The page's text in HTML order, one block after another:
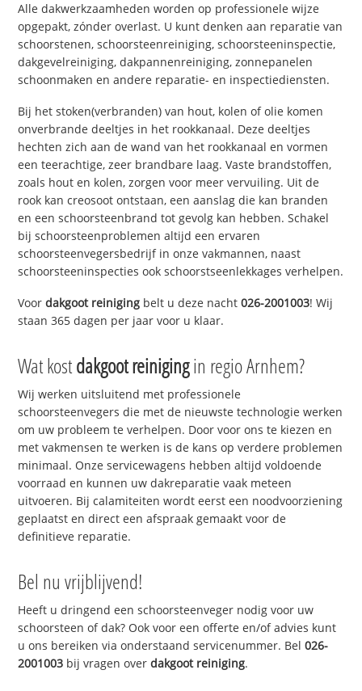
Alle dakwerkzaamheden worden op professionele wijze
opgepakt, zónder overlast. U kunt denken aan reparatie van
schoorstenen, schoorsteenreiniging, schoorsteeninspectie,
dakgevelreiniging, dakpannenreiniging, zonnepanelen
schoonmaken en andere reparatie- en inspectiediensten.
Bij het stoken(verbranden) van hout, kolen of olie komen
onverbrande deeltjes in het rookkanaal. Deze deeltjes
hechten zich aan de wand van het rookkanaal en vormen
een teerachtige, zeer brandbare laag. Vaste brandstoffen,
zoals hout en kolen, zorgen voor meer vervuiling. Uit de
rook kan creosoot ontstaan, een aanslag die kan branden
en een schoorsteenbrand tot gevolg kan hebben. Schakel
bij schoorsteenproblemen altijd een ervaren
schoorsteenvegersbedrijf in onze vakmannen, naast
schoorsteeninspecties ook schoorstseenlekkages verhelpen.
Voordakgoot reiniging belt u deze nacht026-2001003! Wij
staan 365 dagen per jaar voor u klaar.
Wat kostdakgoot reinigingin regio Arnhem?
Wij werken uitsluitend met professionele
schoorsteenvegers die met de nieuwste technologie werken
om uw probleem te verhelpen. Door voor ons te kiezen en
met vakmensen te werken is de kans op verdere problemen
minimaal. Onze servicewagens hebben altijd voldoende
voorraad en kunnen uw dakreparatie vaak meteen
uitvoeren. Bij calamiteiten wordt eerst een noodvoorziening
geplaatst en direct een afspraak gemaakt voor de
definitieve reparatie.
Bel nu vrijblijvend!
Heeft u dringend een schoorsteenveger nodig voor uw
schoorsteen of dak? Ook voor een offerte en/of advies kunt
u ons bereiken via onderstaand servicenummer. Bel026-
2001003 bij vragen overdakgoot reiniging.